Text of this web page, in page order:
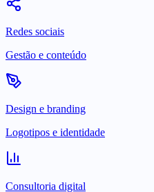
Redes sociais
Gestão e conteúdo
Design e branding
Logotipos e identidade
Consultoria digital